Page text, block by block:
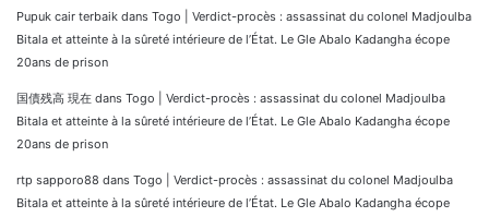
Pupuk cair terbaik dans Togo | Verdict-procès : assassinat du colonel Madjoulba
Bitala et atteinte à la sûreté intérieure de l’État. Le Gle Abalo Kadangha écope
20ans de prison
国債残高 現在 dans Togo | Verdict-procès : assassinat du colonel Madjoulba
Bitala et atteinte à la sûreté intérieure de l’État. Le Gle Abalo Kadangha écope
20ans de prison
rtp sapporo88 dans Togo | Verdict-procès : assassinat du colonel Madjoulba
Bitala et atteinte à la sûreté intérieure de l’État. Le Gle Abalo Kadangha écope